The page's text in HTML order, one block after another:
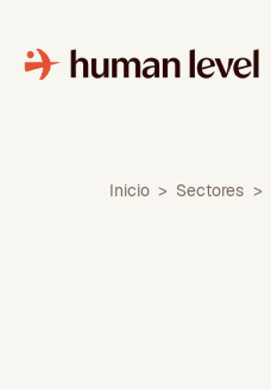
contenido
Inicio > Sectores >